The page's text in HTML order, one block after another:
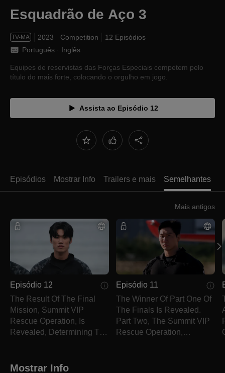
Esquadrão de Aço 3
TV-MA 2023 Competition
12 Episódios
Português · Inglês
Equipes de reservistas das Forças Especiais competem pelo
título do mais forte, colocando o orgulho em jogo.
Assista ao Episódio 12
Episódios Mostrar Info Trailers e mais Semelhantes
Mais antigos
Episódio 12
The Result Of The Final
Mission, Summit VIP
Rescue Operation, Is
Revealed, Determining The
Episódio 11
The Winner Of Part One Of
The Finals Is Revealed.
Part Two, The Summit VIP
Rescue Operation,
Mostrar Info